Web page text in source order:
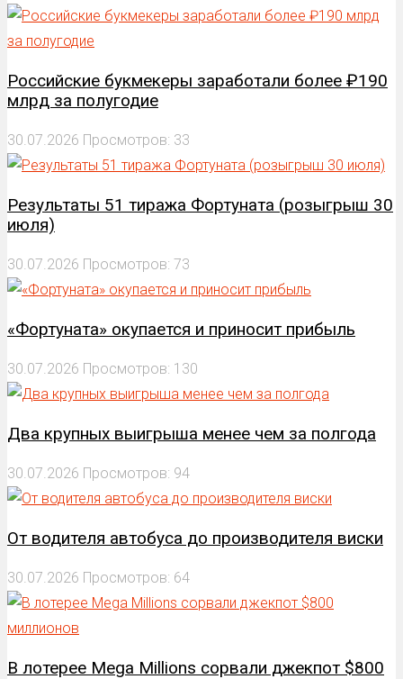
Российские букмекеры заработали более ₽190
млрд за полугодие
30.07.2026 Просмотров: 33
Результаты 51 тиража Фортуната (розыгрыш 30
июля)
30.07.2026 Просмотров: 73
«Фортуната» окупается и приносит прибыль
30.07.2026 Просмотров: 130
Два крупных выигрыша менее чем за полгода
30.07.2026 Просмотров: 94
От водителя автобуса до производителя виски
30.07.2026 Просмотров: 64
В лотерее Mega Millions сорвали джекпот $800